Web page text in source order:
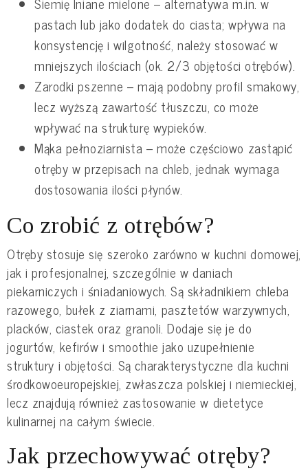
pastach lub jako dodatek do ciasta; wpływa na
konsystencję i wilgotność, należy stosować w
mniejszych ilościach (ok. 2/3 objętości otrębów).
Zarodki pszenne – mają podobny profil smakowy,
lecz wyższą zawartość tłuszczu, co może
wpływać na strukturę wypieków.
Mąka pełnoziarnista – może częściowo zastąpić
otręby w przepisach na chleb, jednak wymaga
dostosowania ilości płynów.
Co zrobić z otrębów?
Otręby stosuje się szeroko zarówno w kuchni domowej,
jak i profesjonalnej, szczególnie w daniach
piekarniczych i śniadaniowych. Są składnikiem chleba
razowego, bułek z ziarnami, pasztetów warzywnych,
placków, ciastek oraz granoli. Dodaje się je do
jogurtów, kefirów i smoothie jako uzupełnienie
struktury i objętości. Są charakterystyczne dla kuchni
środkowoeuropejskiej, zwłaszcza polskiej i niemieckiej,
lecz znajdują również zastosowanie w dietetyce
kulinarnej na całym świecie.
Jak przechowywać otręby?